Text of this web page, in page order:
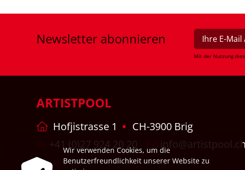
Newsletter abonnieren
Mit der Nutzung
ARTISTPOOL
Hofjistrasse 1
CH-3900 Brig
+41 (0)27 924 20 20
info@artistpool.ch
Wir verwenden Cookies, um die
Benutzerfreundlichkeit unserer Website zu